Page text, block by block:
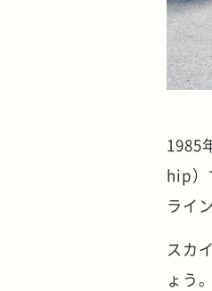
1985
hip）
ライ
スカ
ょう。